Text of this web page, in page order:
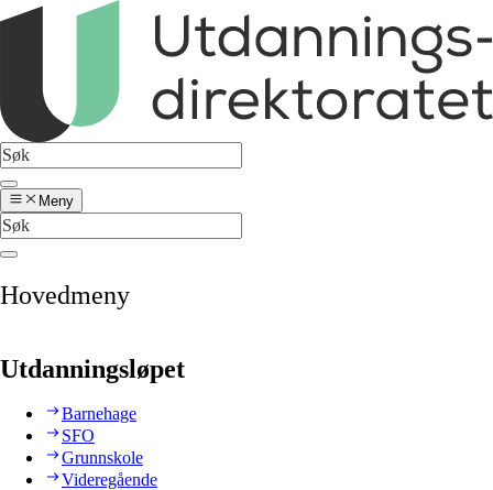
Meny
Hovedmeny
Utdanningsløpet
Barnehage
SFO
Grunnskole
Videregående